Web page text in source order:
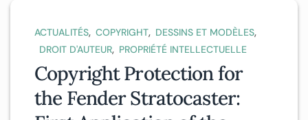
ACTUALITÉS, COPYRIGHT, DESSINS ET MODÈLES,
DROIT D'AUTEUR, PROPRIÉTÉ INTELLECTUELLE
Copyright Protection for
the Fender Stratocaster: